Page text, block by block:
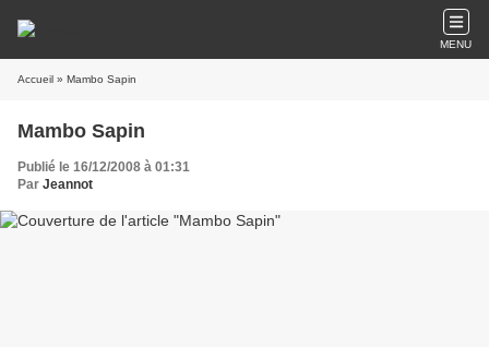
MENU
Accueil » Mambo Sapin
Mambo Sapin
Publié le 16/12/2008 à 01:31
Par Jeannot